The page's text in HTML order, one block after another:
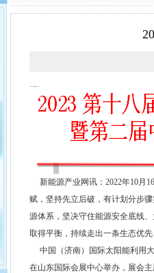
新能源产业网讯：2022年10月
赋，坚持先立后破，有计划分步
源体系，坚决守住能源安全底线
取得平衡，持续走出一条生态优
中国（济南）国际太阳能利用大
在山东国际会展中心举办，展会